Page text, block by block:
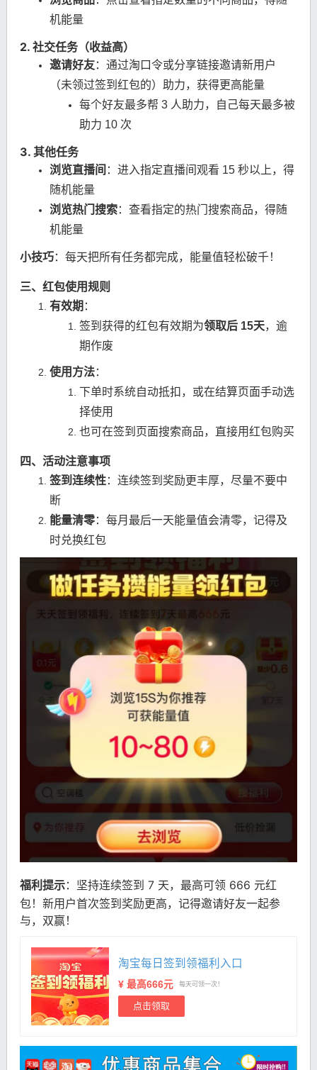
机能量
2. 社交任务（收益高）
邀请好友：通过淘口令或分享链接邀请新用户
（未领过签到红包的）助力，获得更高能量
每个好友最多帮 3 人助力，自己每天最多被
助力 10 次
3. 其他任务
浏览直播间 ：进入指定直播间观看 15 秒以上，得
随机能量
浏览热门搜索：查看指定的热门搜索商品，得随
机能量
小技巧：每天把所有任务都完成，能量值轻松破千！
三、红包使用规则
有效期 ：
签到获得的红包有效期为领取后 15天，逾
期作废
使用方法：
下单时系统自动抵扣，或在结算页面手动选
择使用
也可在签到页面搜索商品，直接用红包购买
四、活动注意事项
签到连续性：连续签到奖励更丰厚，尽量不要中
断
能量清零：每月最后一天能量值会清零，记得及
时兑换红包
福利提示：坚持连续签到 7 天，最高可领 666 元红
包！新用户首次签到奖励更高，记得邀请好友一起参
与，双赢！
淘宝每日签到领福利入口
¥ 最高666元 每天可领一次！
点击领取